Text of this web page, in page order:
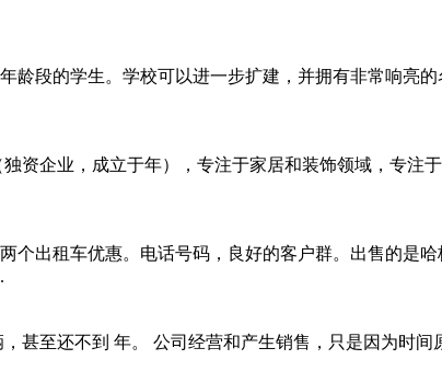
段的学生。学校可以进一步扩建，并拥有非常响亮
资企业，成立于年），专注于家居和装饰领域，专注
个出租车优惠。电话号码，良好的客户群。出售的
甚至还不到 年。 公司经营和产生销售，只是因为时